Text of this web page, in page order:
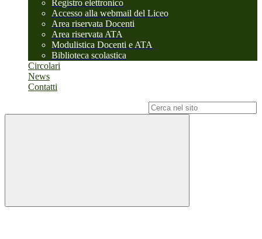
Registro elettronico
Accesso alla webmail del Liceo
Area riservata Docenti
Area riservata ATA
Modulistica Docenti e ATA
Biblioteca scolastica
Circolari
News
Contatti